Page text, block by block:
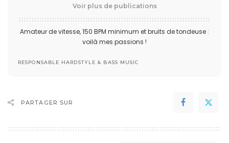
Voir plus de publications
Amateur de vitesse, 150 BPM minimum et bruits de tondeuse :
voilà mes passions !
RESPONSABLE HARDSTYLE & BASS MUSIC
PARTAGER SUR